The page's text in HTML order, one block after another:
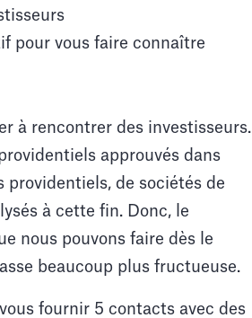
pour vous faire connaître
à rencontrer des investisseurs.
approuvés dans
de sociétés de
à cette fin. Donc, le
nous pouvons faire dès le
beaucoup plus fructueuse.
fournir 5 contacts avec des